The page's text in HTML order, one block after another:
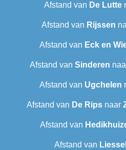
Afstand van De Lutte
Afstand van Rijssen
Afstand van Eck en
Afstand van Sinderen
Afstand van Ugchelen
Afstand van De Rips naar
Afstand van
Afstand van Liessel